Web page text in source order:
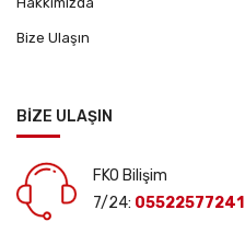
Bize Ulaşın
BİZE ULAŞIN
FKO Bilişim
7/24: 05522577241